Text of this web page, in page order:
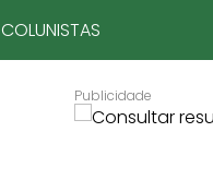
COLUNISTAS